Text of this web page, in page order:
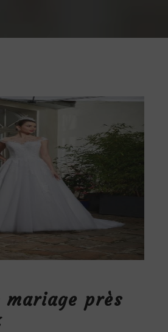
mariage près